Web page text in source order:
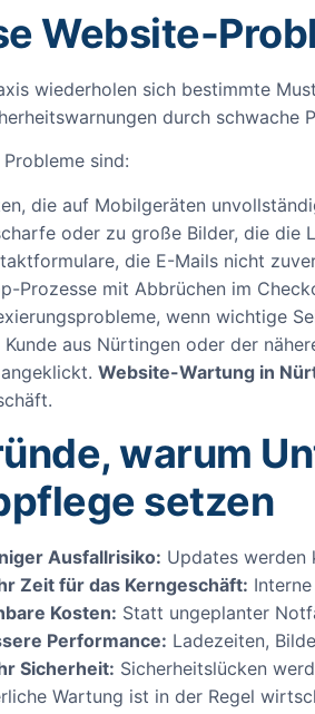
Website-
wiederholen sich bestimmte
durch
sind:
die auf Mobilgeräten
oder zu große Bilder, die die
die E-Mails nicht
Prozesse mit Abbrüchen im
wenn wichtige
Kunde aus Nürtingen oder der
Website-Wartung in
warum
setzen
Ausfallrisiko: Updates
Zeit für das Kerngeschäft:
Kosten: Statt ungeplanter
Performance: Ladezeiten,
Sicherheit: Sicherheitslücken
Wartung ist in der Regel